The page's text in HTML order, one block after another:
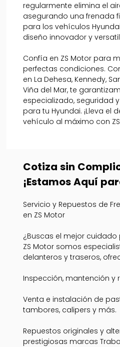
regularmente elimina el
asegurando una frenada
para los vehículos
diseño innovador y
Confía en ZS Motor para
perfectas condiciones.
en La Dehesa, Kennedy,
Viña del Mar, te
especializado, seguridad
para tu Hyundai. ¡Lleva el
vehículo al máximo con
Cotiza sin
¡Estamos Aquí
Servicio y Repuestos de
en ZS Motor
¿Buscas el mejor cuidado
ZS Motor somos
delanteros y traseros,
Inspección, mantención y
Venta e instalación de
tambores, calipers y más.
Repuestos originales y
prestigiosas marcas